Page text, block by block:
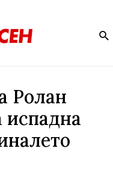
Ролан
испадна